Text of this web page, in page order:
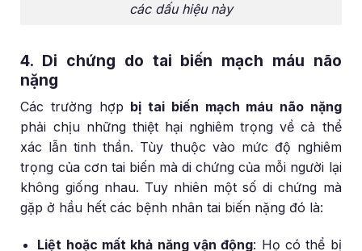
các dấu hiệu này
4. Di chứng do tai biến mạch máu não
nặng
Các trường hợp bị tai biến mạch máu não nặng
phải chịu những thiệt hại nghiêm trọng về cả thể
xác lẫn tinh thần. Tùy thuộc vào mức độ nghiêm
trọng của cơn tai biến mà di chứng của mỗi người lại
không giống nhau. Tuy nhiên một số di chứng mà
gặp ở hầu hết các bệnh nhân tai biến nặng đó là:
Liệt hoặc mất khả năng vận động: Họ có thể bị